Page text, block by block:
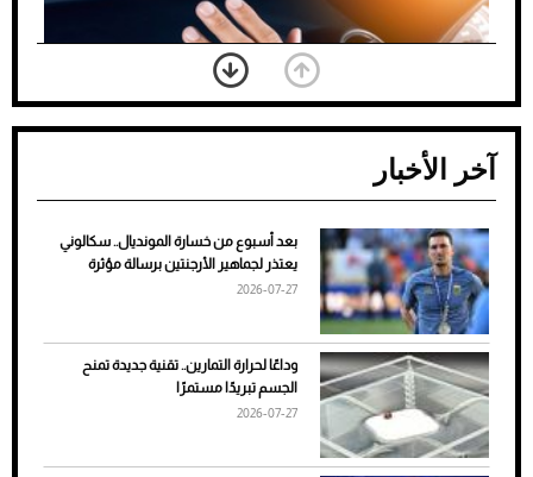
ضعف تبريد مكيف السيارة عند الوقوف.. أشهر
الأسباب والحلول
آخر الأخبار
بعد أسبوع من خسارة المونديال.. سكالوني
يعتذر لجماهير الأرجنتين برسالة مؤثرة
2026-07-27
وداعًا لحرارة التمارين.. تقنية جديدة تمنح
الجسم تبريدًا مستمرًا
2026-07-27